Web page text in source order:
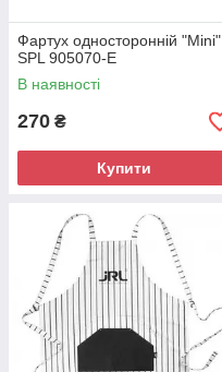
Фартух односторонній "Mini"
SPL 905070-E
В наявності
270 ₴
Купити